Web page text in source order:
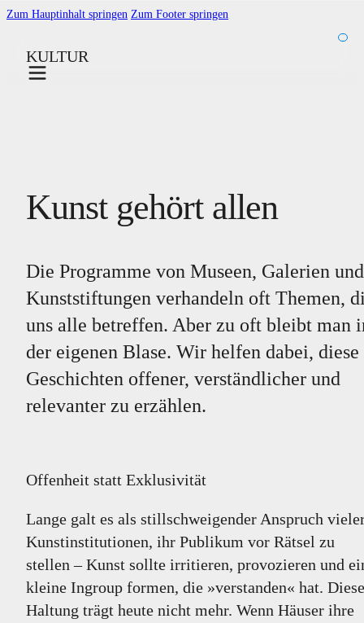
Zum Hauptinhalt springen Zum Footer springen
KULTUR
Kunst gehört allen
Die Programme von Museen, Galerien und
Kunststiftungen verhandeln oft Themen,
uns alle betreffen. Aber zu oft bleibt man
der eigenen Blase. Wir helfen dabei, diese
Geschichten offener, verständlicher und
relevanter zu erzählen.
Offenheit statt Exklusivität
Lange galt es als stillschweigender Anspruch
Kunstinstitutionen, ihr Publikum vor Rätsel zu
stellen – Kunst sollte irritieren, provozieren und
kleine Ingroup formen, die »verstanden« hat. Diese
Haltung trägt heute nicht mehr. Wenn Häuser ihre